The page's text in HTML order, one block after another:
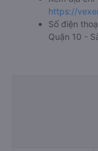
https://
Số điện
Quận 10 -